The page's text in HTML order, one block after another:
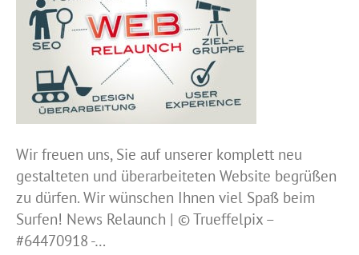
Wir freuen uns, Sie auf unserer komplett neu
gestalteten und überarbeiteten Website begrüßen
zu dürfen. Wir wünschen Ihnen viel Spaß beim
Surfen! News Relaunch | © Trueffelpix –
#64470918 -…